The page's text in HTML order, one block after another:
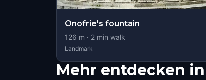
Onofrie's fountain
126 m · 2 min walk
Landmark
Mehr entdecken